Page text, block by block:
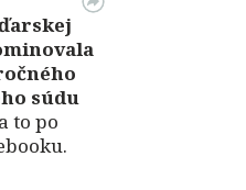
súdu
to po